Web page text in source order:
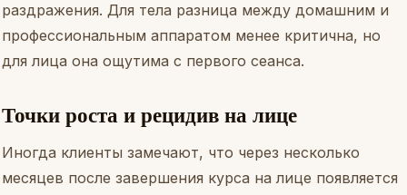
раздражения. Для тела разница между домашним и
профессиональным аппаратом менее критична, но
для лица она ощутима с первого сеанса.
Точки роста и рецидив на лице
Иногда клиенты замечают, что через несколько
месяцев после завершения курса на лице появляется